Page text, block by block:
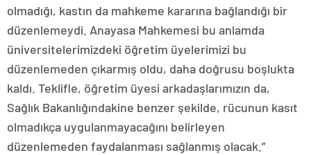
olmadığı, kastın da mahkeme kararına bağlandığı bir
düzenlemeydi. Anayasa Mahkemesi bu anlamda
üniversitelerimizdeki öğretim üyelerimizi bu
düzenlemeden çıkarmış oldu, daha doğrusu boşlukta
kaldı. Teklifle, öğretim üyesi arkadaşlarımızın da,
Sağlık Bakanlığındakine benzer şekilde, rücunun kasıt
olmadıkça uygulanmayacağını belirleyen
düzenlemeden faydalanması sağlanmış olacak.”